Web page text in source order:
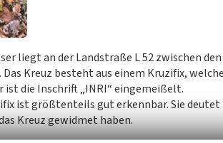
liegt an der Landstraße L 52 zwischen
Das Kreuz besteht aus einem Kruzifix,
ist die Inschrift „INRI“ eingemeißelt.
ist größtenteils gut erkennbar. Sie
Kreuz gewidmet haben.